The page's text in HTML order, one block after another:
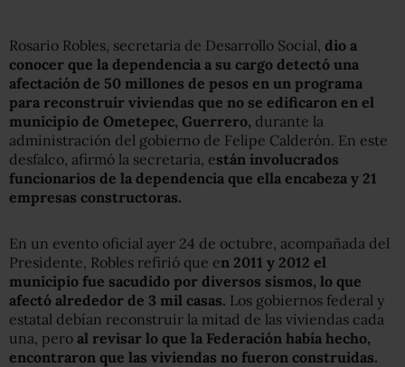
Rosario Robles, secretaria de Desarrollo Social, dio a
conocer que la dependencia a su cargo detectó una
afectación de 50 millones de pesos en un programa
para reconstruir viviendas que no se edificaron en el
municipio de Ometepec, Guerrero, durante la
administración del gobierno de Felipe Calderón. En este
desfalco, afirmó la secretaria, están involucrados
funcionarios de la dependencia que ella encabeza y 21
empresas constructoras.
En un evento oficial ayer 24 de octubre, acompañada del
Presidente, Robles refirió que en 2011 y 2012 el
municipio fue sacudido por diversos sismos, lo que
afectó alrededor de 3 mil casas. Los gobiernos federal y
estatal debían reconstruir la mitad de las viviendas cada
una, pero al revisar lo que la Federación había hecho,
encontraron que las viviendas no fueron construidas.